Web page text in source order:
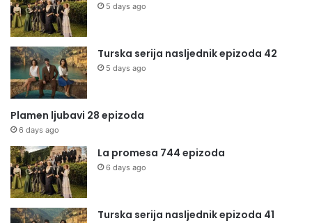
5 days ago
Turska serija nasljednik epizoda 42
5 days ago
Plamen ljubavi 28 epizoda
6 days ago
La promesa 744 epizoda
6 days ago
Turska serija nasljednik epizoda 41